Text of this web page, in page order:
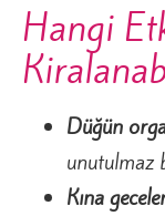
Hangi
Düğün
unutulmaz
Kına